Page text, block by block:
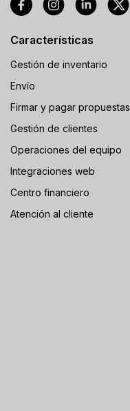
Características
Gestión de inventario
Envío
Firmar y pagar propuestas
Gestión de clientes
Operaciones del equipo
Integraciones web
Centro financiero
Atención al cliente